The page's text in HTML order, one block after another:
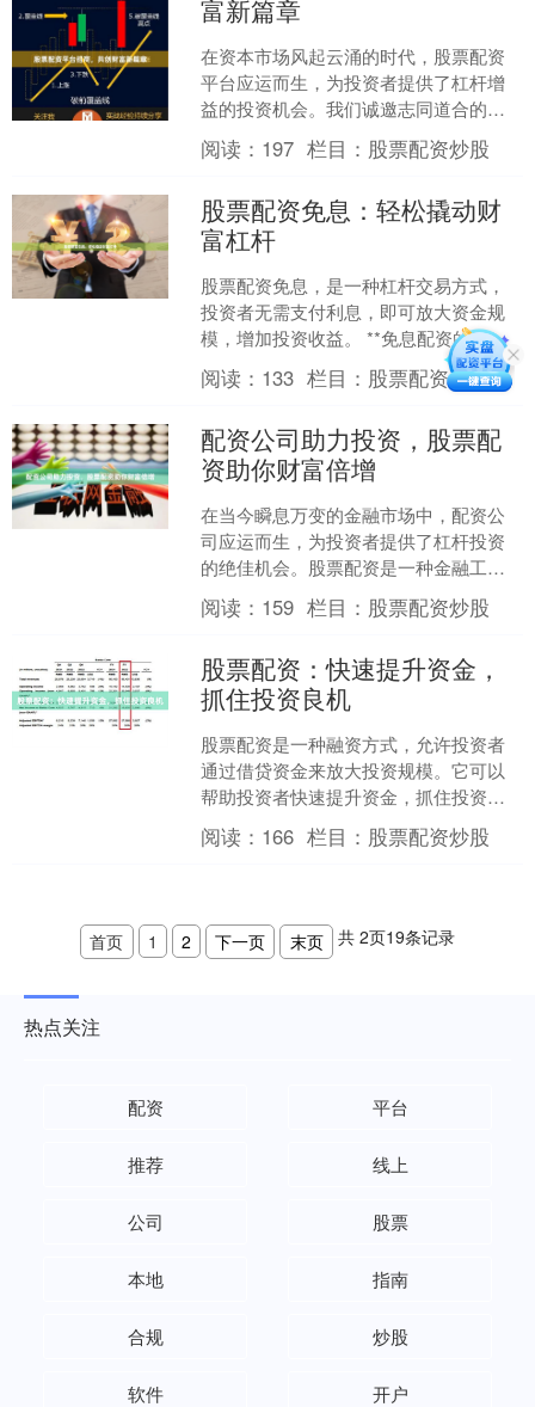
富新篇章
在资本市场风起云涌的时代，股票配资
平台应运而生，为投资者提供了杠杆增
益的投资机会。我们诚邀志同道合的合
作伙伴，携手共创财富新篇章。 我们的
股票配资平台拥有强大的....
阅读： 197 栏目： 股票配资炒股
股票配资免息：轻松撬动财
富杠杆
股票配资免息，是一种杠杆交易方式，
投资者无需支付利息，即可放大资金规
模，增加投资收益。 **免息配资的优
势：** * **降低投资成本：**免息配资无
需支付利息....
阅读： 133 栏目： 股票配资炒股
配资公司助力投资，股票配
资助你财富倍增
在当今瞬息万变的金融市场中，配资公
司应运而生，为投资者提供了杠杆投资
的绝佳机会。股票配资是一种金融工
具，允许投资者利用借入资金放大其投
资规模，从而增加潜在收益。....
阅读： 159 栏目： 股票配资炒股
股票配资：快速提升资金，
抓住投资良机
股票配资是一种融资方式，允许投资者
通过借贷资金来放大投资规模。它可以
帮助投资者快速提升资金，抓住投资良
机，获得更高的收益。 **配资的优势：**
* **资金放....
阅读： 166 栏目： 股票配资炒股
首页 1 2 下一页 末页 共 2页19条记录
热点关注
配资 平台
推荐 线上
公司 股票
本地 指南
合规 炒股
软件 开户